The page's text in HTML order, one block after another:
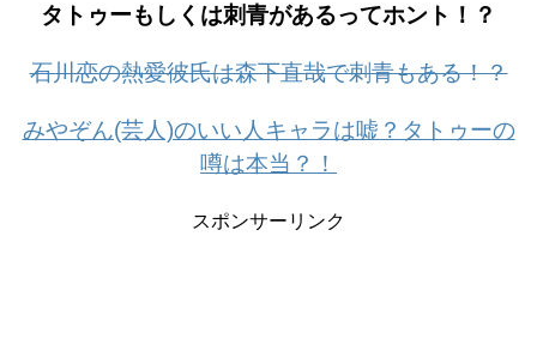
タトゥーもしくは刺青があるってホント！？
石川恋の熱愛彼氏は森下直哉で刺青もある！？
みやぞん(芸人)のいい人キャラは嘘？タトゥーの
噂は本当？！
スポンサーリンク